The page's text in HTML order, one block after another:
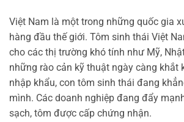
Việt Nam là một trong những quốc gia
hàng đầu thế giới. Tôm sinh thái Việt
cho các thị trường khó tính như Mỹ,
những rào cản kỹ thuật ngày càng khắt
nhập khẩu, con tôm sinh thái đang
mình. Các doanh nghiệp đang đẩy
sạch, tôm được cấp chứng nhận.